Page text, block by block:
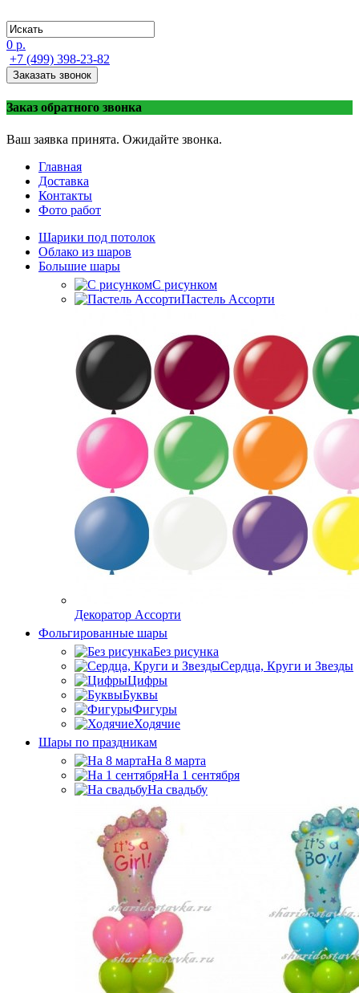
0 р.
+7 (499) 398-23-82
Заказать звонок
Заказ обратного звонка
Ваш заявка принята. Ожидайте звонка.
Главная
Доставка
Контакты
Фото работ
Шарики под потолок
Облако из шаров
Большие шары
C рисунком
Пастель Ассорти
Декоратор Ассорти
Фольгированные шары
Без рисунка
Сердца, Круги и Звезды
Цифры
Буквы
Фигуры
Ходячие
Шары по праздникам
На 8 марта
На 1 сентября
На свадьбу